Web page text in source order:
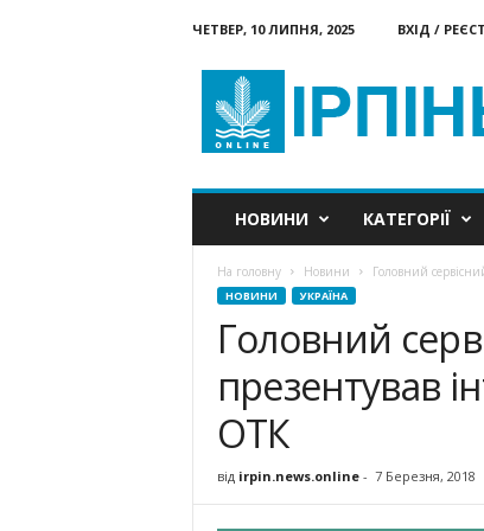
ЧЕТВЕР, 10 ЛИПНЯ, 2025 ВХІД /
онлайн
НОВИНИ КАТЕГОРІЇ
На головну Новини Головний
НОВИНИ УКРАЇНА
Головний
презентував
ОТК
від irpin.news.online- 7 Березня, 2018